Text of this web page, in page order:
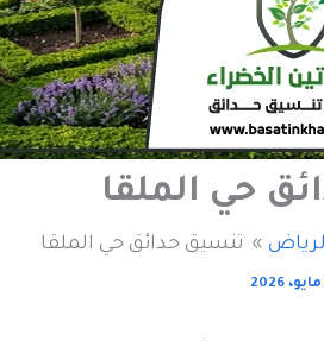
حي الملقا
تنسيق حدائق حي الملقا